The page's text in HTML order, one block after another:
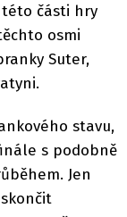
části hry
osmi
Suter,
stavu,
s podobně
Jen